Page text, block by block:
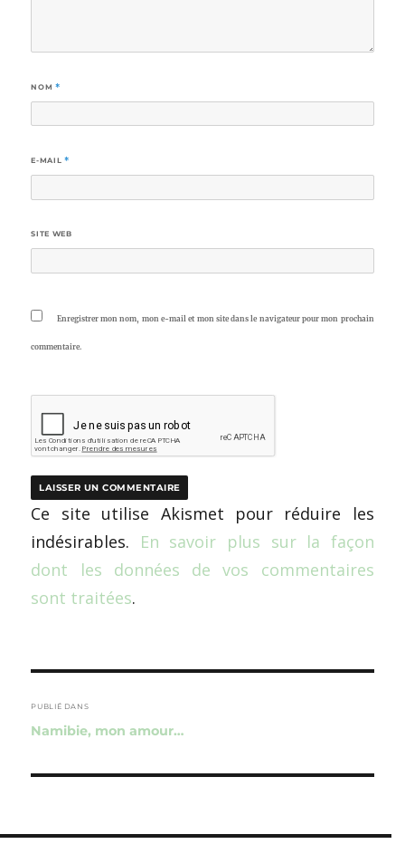
NOM *
E-MAIL *
SITE WEB
Enregistrer mon nom, mon e-mail et mon site dans le navigateur pour mon prochain
commentaire.
Ce site utilise Akismet pour réduire les
indésirables. En savoir plus sur la façon
dont les données de vos commentaires
sont traitées.
de
l’article
PUBLIÉ DANS
Namibie, mon amour…